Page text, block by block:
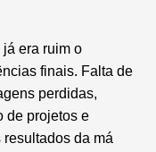
já era ruim o
finais. Falta de
perdidas,
de projetos e
da má